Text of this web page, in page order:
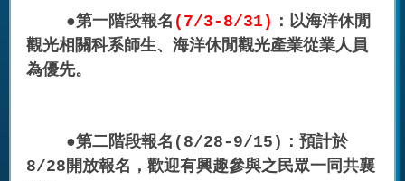
●第一階段報名 (7/3-8/31) ：以海洋休閒
觀光相關科系師生、海洋休閒觀光產業從業人員
為優先。
●第二階段報名(8/28-9/15)：預計於
8/28開放報名，歡迎有興趣參與之民眾一同共襄